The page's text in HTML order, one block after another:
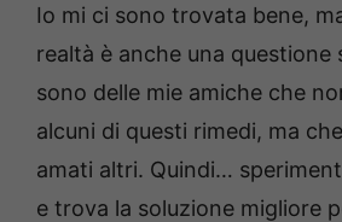
Io mi ci sono trovata bene,
realtà è anche una questione
sono delle mie amiche che
alcuni di questi rimedi, ma
amati altri. Quindi…
e trova la soluzione migliore